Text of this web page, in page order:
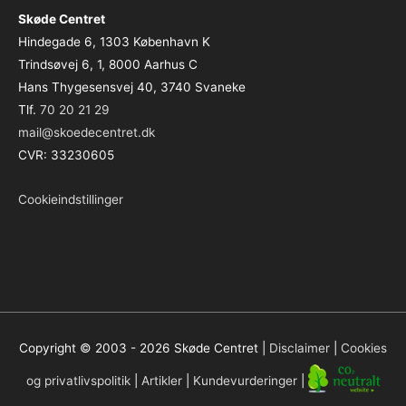
Skøde Centret
Hindegade 6, 1303 København K
Trindsøvej 6, 1, 8000 Aarhus C
Hans Thygesensvej 40, 3740 Svaneke
Tlf. 70 20 21 29
mail@skoedecentret.dk
CVR: 33230605
Cookieindstillinger
Copyright © 2003 - 2026 Skøde Centret Disclaimer Cookies
og privatlivspolitik| Artikler| Kundevurderinger|